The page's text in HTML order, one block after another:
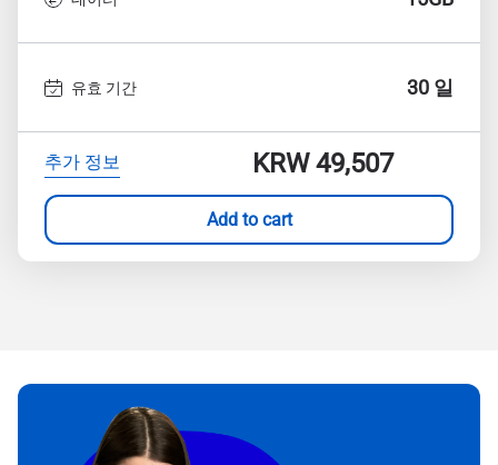
유효 기간 30 일
추가 정보 KRW 49,507
Add to cart